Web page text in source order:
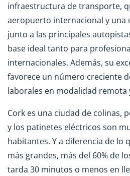
infraestructura de transporte,
aeropuerto internacional y una
junto a las principales
base ideal tanto para
internacionales. Además, su
favorece un número creciente
laborales en modalidad remota
Cork es una ciudad de colinas,
y los patinetes eléctricos son
habitantes. Y a diferencia de lo
más grandes, más del 60% de
tarda 30 minutos o menos en